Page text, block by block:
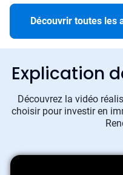
Découvrir toutes les
Explication
Découvrez la vidéo
choisir pour investir en